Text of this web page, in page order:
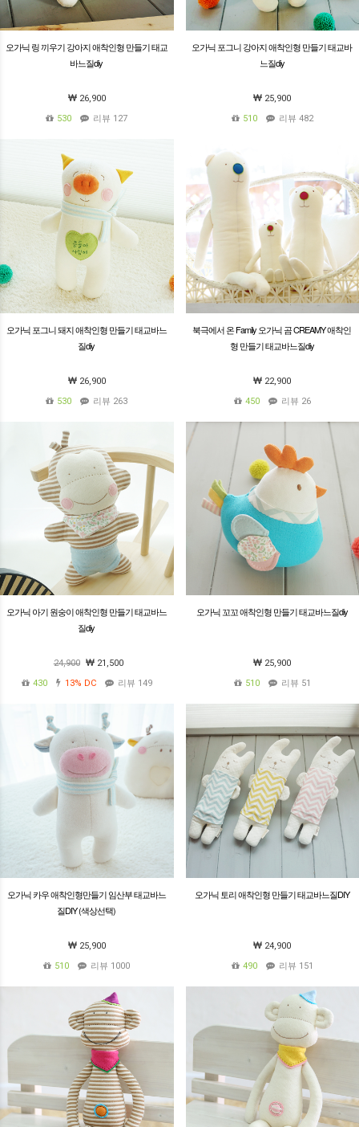
오가닉 링 끼우기 강아지 애착인형 만들기 태교
바느질diy
26,900
530
리뷰 127
오가닉 포그니 강아지 애착인형 만들기 태교바
느질diy
25,900
510
리뷰 482
오가닉 포그니 돼지 애착인형 만들기 태교바느
질diy
26,900
530
리뷰 263
북극에서 온 Family 오가닉 곰 CREAMY 애착인
형 만들기 태교바느질diy
22,900
450
리뷰 26
오가닉 아기 원숭이 애착인형 만들기 태교바느
질diy
24,900
21,500
430
13% DC 리뷰 149
오가닉 꼬꼬 애착인형 만들기 태교바느질diy
25,900
510
리뷰 51
오가닉 카우 애착인형만들기 임산부 태교바느
질DIY (색상선택)
25,900
510
리뷰 1000
오가닉 토리 애착인형 만들기 태교바느질DIY
24,900
490
리뷰 151